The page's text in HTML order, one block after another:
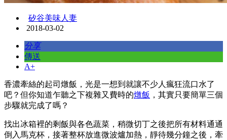
矽谷美味人妻
2018-03-02
分享
傳送
A+
香濃牽絲的起司燉飯，光是一想到就讓不少人瘋狂流口水了
吧？但你知道乍聽之下複雜又費時的燉飯 ，其實只要簡單三個
步驟就完成了嗎？
找出冰箱裡的剩飯與各色蔬菜，稍微切丁之後把所有材料通通
倒入馬克杯，接著整杯放進微波爐加熱，靜待幾分鐘之後，牽